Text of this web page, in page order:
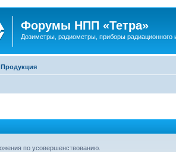
Форумы НПП «Тетра»
Дозиметры, радиометры, приборы радиационного
Продукция
по усовершенствованию.